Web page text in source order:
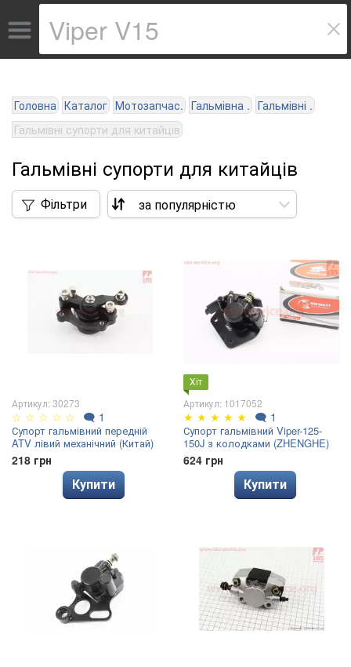
Головна Каталог Мотозапчас. Гальмівна . Гальмівні .
Гальмівні супорти для китайців
Гальмівні супорти для китайців
Фільтри
Артикул: 30273
☆ ☆ ☆ ☆ ☆ 🗨 1
Супорт гальмівний передній
ATV лівий механічний (Китай)
218 грн
Купити
Хіт
Артикул: 1017052
★ ★ ★ ★ ★ 🗨 1
Супорт гальмівний Viper-125-
150J з колодками (ZHENGHE)
624 грн
Купити